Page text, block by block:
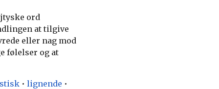
ord
at tilgive
eller nag mod
følelser og at
• lignende •